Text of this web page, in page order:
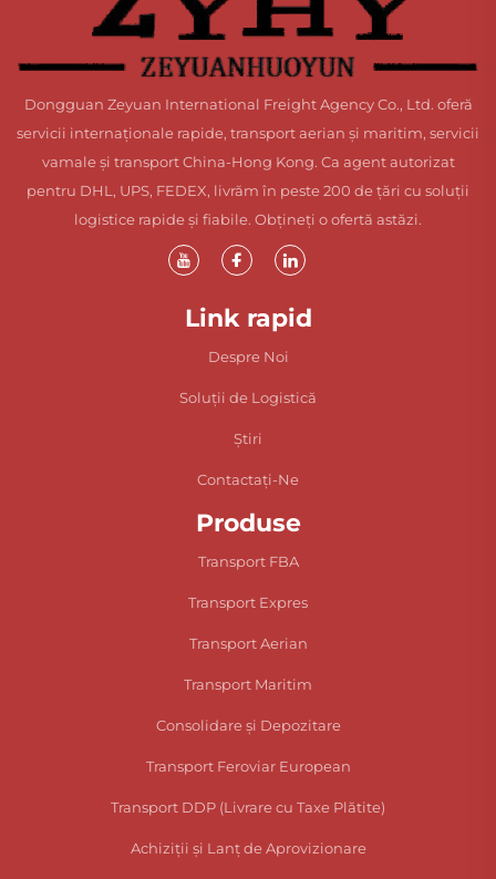
Dongguan Zeyuan International Freight Agency Co., Ltd. oferă
servicii internaționale rapide, transport aerian și maritim, servicii
vamale și transport China-Hong Kong. Ca agent autorizat
pentru DHL, UPS, FEDEX, livrăm în peste 200 de țări cu soluții
logistice rapide și fiabile. Obțineți o ofertă astăzi.
Link rapid
Despre Noi
Soluții de Logistică
Știri
Contactați-Ne
Produse
Transport FBA
Transport Expres
Transport Aerian
Transport Maritim
Consolidare și Depozitare
Transport Feroviar European
Transport DDP (Livrare cu Taxe Plătite)
Achiziții și Lanț de Aprovizionare